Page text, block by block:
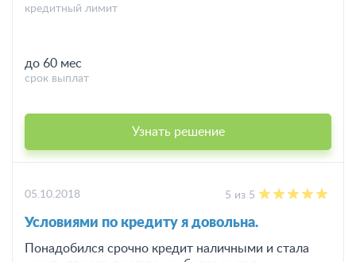
кредитный лимит
до 60 мес
срок выплат
Узнать решение
05.10.2018 5 из 5
Условиями по кредиту я довольна.
Понадобился срочно кредит наличными и стала